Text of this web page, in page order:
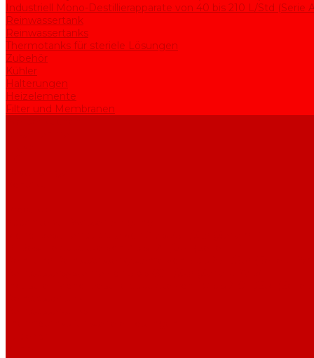
Industriell Mono-Destillierapparate von 40 bis 210 L/Std (Serie
Reinwassertank
Reinwassertanks
Thermotanks für steriele Lösungen
Zubehör
Kühler
Halterungen
Heizelemente
Filter und Membranen